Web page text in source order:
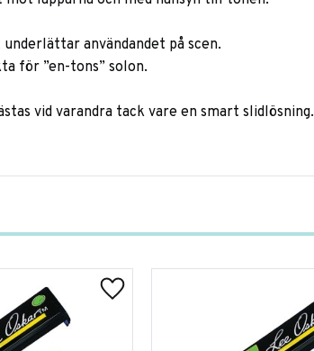
användandet på scen.
för ”en-tons” solon.
vid varandra tack vare en smart slidlösning.